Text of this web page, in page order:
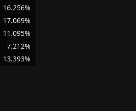
16.256%
17.069%
11.095%
7.212%
13.393%